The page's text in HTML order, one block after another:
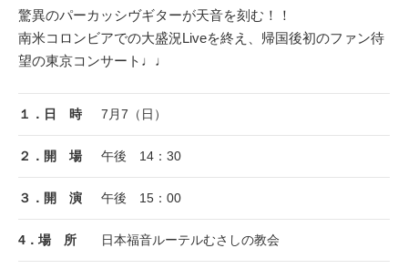
驚異のパーカッシヴギターが天音を刻む！！
南米コロンビアでの大盛況Liveを終え、帰国後初のファン待
望の東京コンサート♩♩
１．日 時 7月7（日）
２．開 場 午後 14：30
３．開 演 午後 15：00
4．場 所 日本福音ルーテルむさしの教会